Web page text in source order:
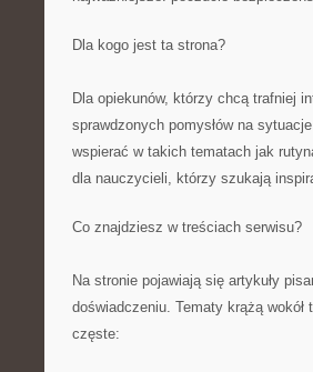
Dla kogo jest ta strona?
Dla opiekunów, którzy chcą trafniej
sprawdzonych pomysłów na
wspierać w takich tematach jak
dla nauczycieli, którzy szukają
Co znajdziesz w treściach serwisu?
Na stronie pojawiają się artykuły
doświadczeniu. Tematy krążą
częste: